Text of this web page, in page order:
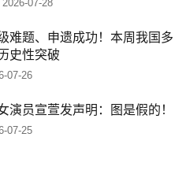
2026-07-28
难题、申遗成功！本周我国多
史性突破
07-26
演员宣萱发声明：图是假的！
07-25